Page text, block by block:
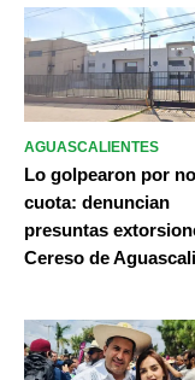
AGUASCALIENTES
Lo golpearon por
cuota: denuncian
presuntas
Cereso de